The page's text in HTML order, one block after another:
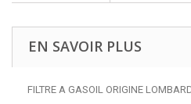
EN SAVOIR PLUS
FILTRE A GASOIL ORIGINE